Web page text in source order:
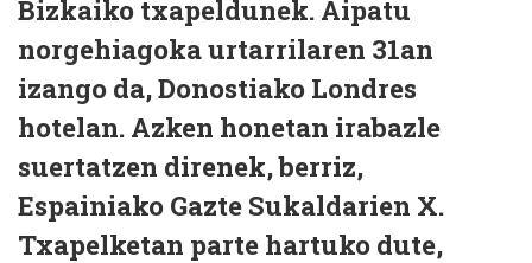
Bizkaiko txapeldunek. Aipatu
norgehiagoka urtarrilaren 31an
izango da, Donostiako Londres
hotelan. Azken honetan irabazle
suertatzen direnek, berriz,
Espainiako Gazte Sukaldarien X.
Txapelketan parte hartuko dute,